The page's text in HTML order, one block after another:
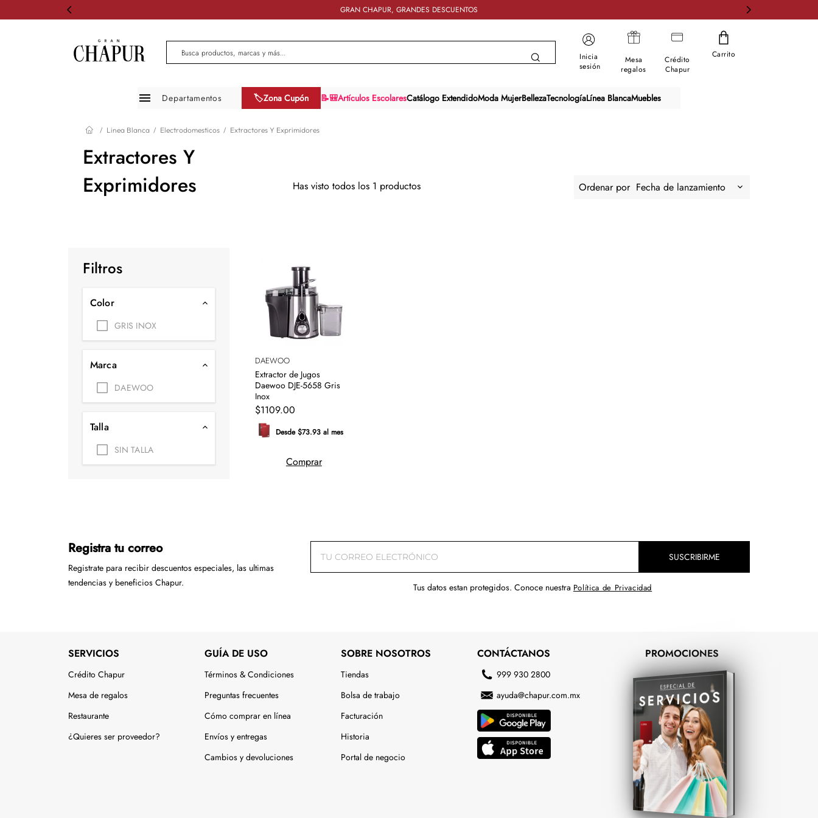
GRAN CHAPUR, GRANDES DESCUENTOS
Busca productos, marcas y más...
Inicia
sesión
Mesa
regalos
Crédito
Chapur
Carrito
Departamentos
Moda mujer
Moda hombre
Zapatos
Tecnología
Muebles
Colchones
Juguetería
Deportes
Movilidad
🏷️Zona Cupón 📝🎒Artículos EscolaresCatálogo ExtendidoModa MujerBellezaTecnologíaLínea BlancaMuebles
Linea Blanca Electrodomesticos Extractores Y Exprimidores
Extractores Y
Exprimidores
Has visto todos los 1 productos Ordenar por Fecha de lanzamiento
Filtros
Color
GRIS INOX
Marca
DAEWOO
Talla
SIN TALLA
DAEWOO
Extractor de Jugos
Daewoo DJE-5658 Gris
Inox
$1109.00
Desde $73.93 al mes
Comprar
Registra tu correo
Registrate para recibir descuentos especiales, las ultimas
tendencias y beneficios Chapur.
SUSCRIBIRME
Tus datos estan protegidos. Conoce nuestra Política de Privacidad
SERVICIOS
Crédito Chapur
Mesa de regalos
Restaurante
¿Quieres ser proveedor?
GUÍA DE USO
Términos & Condiciones
Preguntas frecuentes
Cómo comprar en línea
Envíos y entregas
Cambios y devoluciones
SOBRE NOSOTROS
Tiendas
Bolsa de trabajo
Facturación
Historia
Portal de negocio
CONTÁCTANOS
999 930 2800
ayuda@chapur.com.mx
PROMOCIONES